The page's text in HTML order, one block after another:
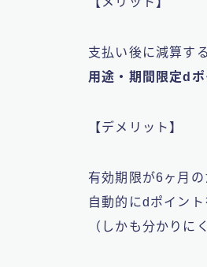
支払い後に減算す
用途・期間限定dポ
【デメリット】
有効期限が6ヶ月
自動的にdポイン
（しかも分かりに